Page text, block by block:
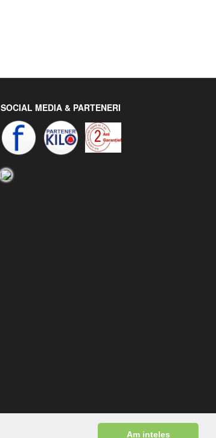
Am inteles
SOCIAL MEDIA & PARTENERI
© ECR Distribution ...